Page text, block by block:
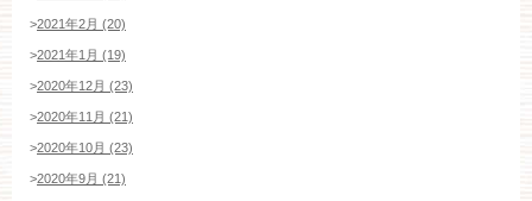
>2021年2月 (20)
>2021年1月 (19)
>2020年12月 (23)
>2020年11月 (21)
>2020年10月 (23)
>2020年9月 (21)